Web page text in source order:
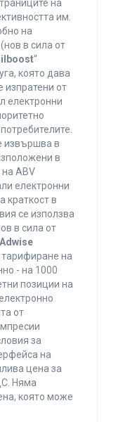
на
им.
на
в сила от
“
която дава
от
електронни
извършва в
в
на ABV
електронни
краткост в
се използва
в сила от
на
- на 1000
позиции на
от
за
на
цена за
Няма
която може